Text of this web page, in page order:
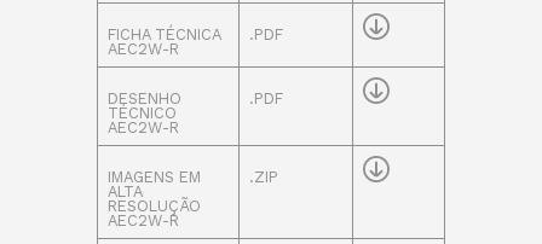
FICHA TÉCNICA
AEC2W-R
.PDF
DESENHO
TÉCNICO
AEC2W-R
.PDF
IMAGENS EM
ALTA
RESOLUÇÃO
AEC2W-R
.ZIP